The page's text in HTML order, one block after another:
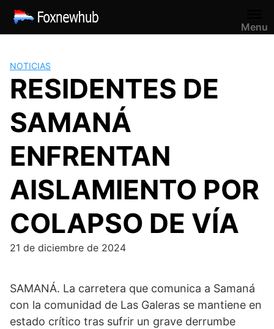
Saltar
contenido
Menu
NOTICIAS
RESIDENTES DE
SAMANÁ
ENFRENTAN
AISLAMIENTO POR
COLAPSO DE VÍA
21 de diciembre de 2024
SAMANÁ. La carretera que comunica a Samaná
con la comunidad de Las Galeras se mantiene en
estado crítico tras sufrir un grave derrumbe